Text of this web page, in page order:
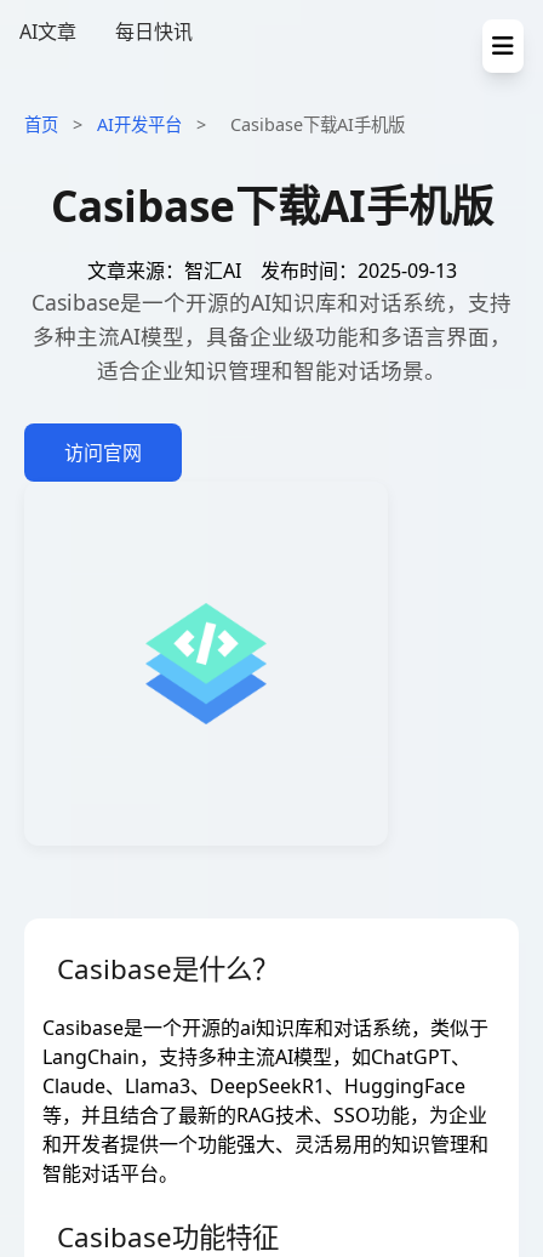
AI文章 每日快讯
首页 > AI开发平台 > Casibase下载AI手机版
Casibase下载AI手机版
文章来源：智汇AI 发布时间：2025-09-13
Casibase是一个开源的AI知识库和对话系统，支持
多种主流AI模型，具备企业级功能和多语言界面，
适合企业知识管理和智能对话场景。
访问官网
Casibase是什么？
Casibase是一个开源的ai知识库和对话系统，类似于
LangChain，支持多种主流AI模型，如ChatGPT、
Claude、Llama3、DeepSeekR1、HuggingFace
等，并且结合了最新的RAG技术、SSO功能，为企业
和开发者提供一个功能强大、灵活易用的知识管理和
智能对话平台。
Casibase功能特征